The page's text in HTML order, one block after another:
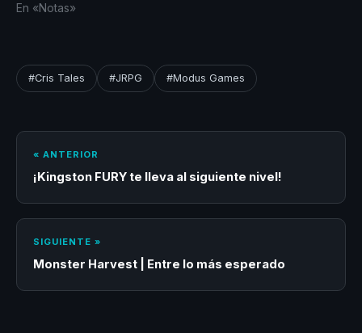
En «Notas»
#Cris Tales #JRPG #Modus Games
« ANTERIOR
¡Kingston FURY te lleva al siguiente nivel!
SIGUIENTE »
Monster Harvest | Entre lo más esperado